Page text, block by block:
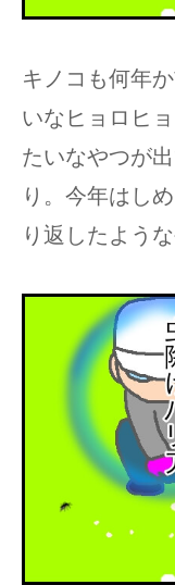
キノコも何年
いなヒョロヒ
たいなやつが
り。今年はし
り返したよう